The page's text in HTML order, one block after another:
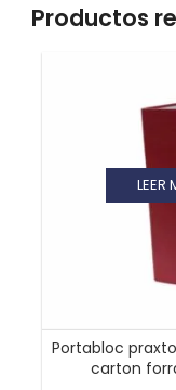
Productos
Portabloc
carton
LEER